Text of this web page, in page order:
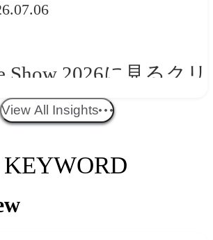
Show 2026に見るクリ
ブトレンド──社会
へ変える
View All Insights